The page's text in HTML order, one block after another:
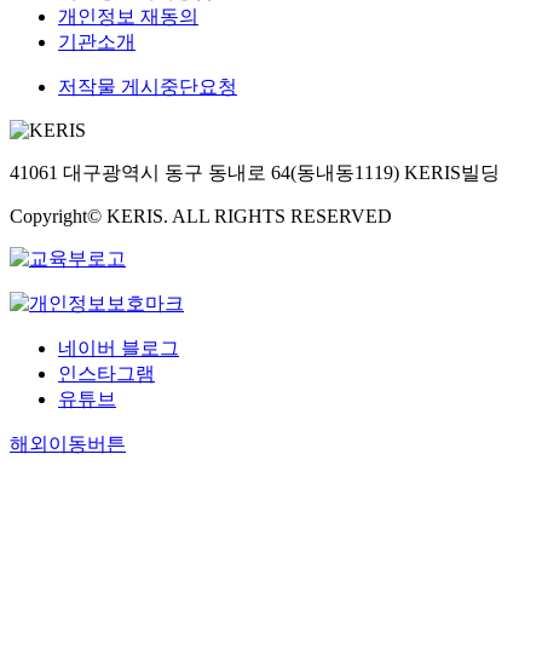
개인정보 재동의
기관소개
저작물 게시중단요청
41061 대구광역시 동구 동내로 64(동내동1119) KERIS빌딩
Copyright© KERIS. ALL RIGHTS RESERVED
네이버 블로그
인스타그램
유튜브
해외이동버튼